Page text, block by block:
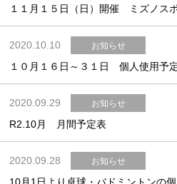
１１月１５日（日）開催 ミズノス
2020.10.10 お知らせ
１０月１６日～３１日 個人使用予
2020.09.29 お知らせ
R2.10月 月間予定表
2020.09.28 お知らせ